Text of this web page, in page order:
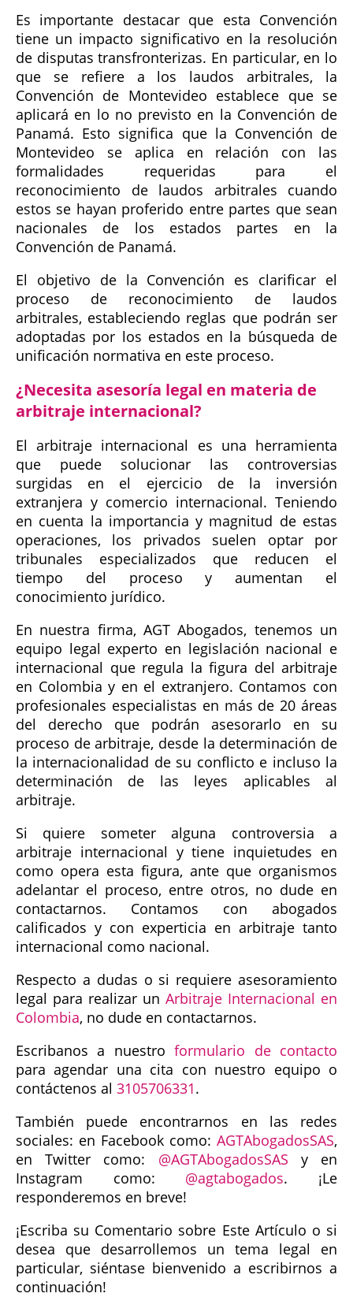
Es importante destacar que esta Convención
tiene un impacto significativo en la resolución
de disputas transfronterizas. En particular, en lo
que se refiere a los laudos arbitrales, la
Convención de Montevideo establece que se
aplicará en lo no previsto en la Convención de
Panamá. Esto significa que la Convención de
Montevideo se aplica en relación con las
formalidades requeridas para el
reconocimiento de laudos arbitrales cuando
estos se hayan proferido entre partes que sean
nacionales de los estados partes en la
Convención de Panamá.
El objetivo de la Convención es clarificar el
proceso de reconocimiento de laudos
arbitrales, estableciendo reglas que podrán ser
adoptadas por los estados en la búsqueda de
unificación normativa en este proceso.
¿Necesita asesoría legal en materia de
arbitraje internacional?
El arbitraje internacional es una herramienta
que puede solucionar las controversias
surgidas en el ejercicio de la inversión
extranjera y comercio internacional. Teniendo
en cuenta la importancia y magnitud de estas
operaciones, los privados suelen optar por
tribunales especializados que reducen el
tiempo del proceso y aumentan el
conocimiento jurídico.
En nuestra firma, AGT Abogados, tenemos un
equipo legal experto en legislación nacional e
internacional que regula la figura del arbitraje
en Colombia y en el extranjero. Contamos con
profesionales especialistas en más de 20 áreas
del derecho que podrán asesorarlo en su
proceso de arbitraje, desde la determinación de
la internacionalidad de su conflicto e incluso la
determinación de las leyes aplicables al
arbitraje.
Si quiere someter alguna controversia a
arbitraje internacional y tiene inquietudes en
como opera esta figura, ante que organismos
adelantar el proceso, entre otros, no dude en
contactarnos. Contamos con abogados
calificados y con experticia en arbitraje tanto
internacional como nacional.
Respecto a dudas o si requiere asesoramiento
legal para realizar un Arbitraje Internacional en
Colombia, no dude en contactarnos.
Escribanos a nuestroformulario de contacto
para agendar una cita con nuestro equipo o
contáctenos al 3105706331.
También puede encontrarnos en las redes
sociales: en Facebook como: AGTAbogadosSAS,
en Twitter como: @AGTAbogadosSAS y en
Instagram como: @agtabogados. ¡Le
responderemos en breve!
¡Escriba su Comentario sobre Este Artículo o si
desea que desarrollemos un tema legal en
particular, siéntase bienvenido a escribirnos a
continuación!